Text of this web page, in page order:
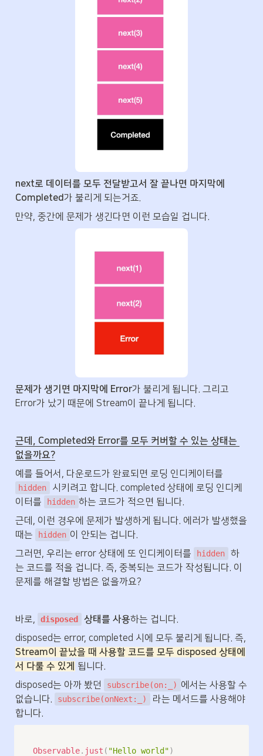
next로 데이터를 모두 전달받고서 잘 끝나면 마지막에
Completed가 불리게 되는거죠.
만약, 중간에 문제가 생긴다면 이런 모습일 겁니다.
문제가 생기면 마지막에 Error가 불리게 됩니다. 그리고
Error가 났기 때문에 Stream이 끝나게 됩니다.
근데, Completed와 Error를 모두 커버할 수 있는 상태는
없을까요?
hidden
시키려고 합니다. completed 상태에 로딩 인디케
이터를
hidden 하는 코드가 적으면 됩니다.
근데, 이런 경우에 문제가 발생하게 됩니다. 에러가 발생했을
때는
hidden 이 안되는 겁니다.
그러면, 우리는 error 상태에 또 인디케이터를
hidden
하
는 코드를 적을 겁니다. 즉, 중복되는 코드가 작성됩니다. 이
문제를 해결할 방법은 없을까요?
바로, disposed 상태를 사용하는 겁니다.
Stream이 끝났을 때 사용할 코드를 모두 disposed 상태에
서 다룰 수 있게
됩니다.
disposed는 아까 봤던
subscribe(on:_) 에서는 사용할 수
없습니다.
subscribe(onNext:_)
라는 메서드를 사용해야
합니다.
Observable. just ( "Hello world")